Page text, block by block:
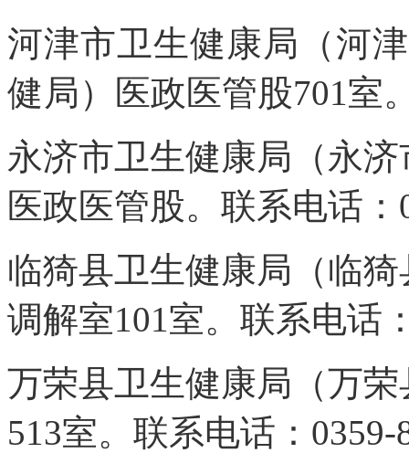
河津市卫生健康局（河
健局）医政医管股701室
永济市卫生健康局（永
医政医管股。联系电话：
临猗县卫生健康局（临
调解室101室。联系电话
万荣县卫生健康局（万
513室。联系电话：0359-